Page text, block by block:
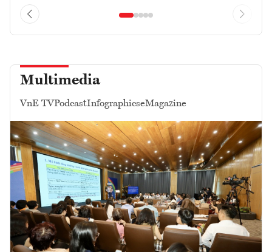
Multimedia
VnE TVPodcastInfographicseMagazine